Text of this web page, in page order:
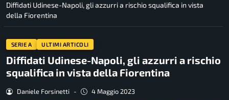
Diffidati Udinese-Napoli, gli azzurri a rischio squalifica in vista
della Fiorentina
SERIE A ULTIMI ARTICOLI
Diffidati Udinese-Napoli, gli azzurri a rischio
squalifica in vista della Fiorentina
Daniele Forsinetti - 4 Maggio 2023